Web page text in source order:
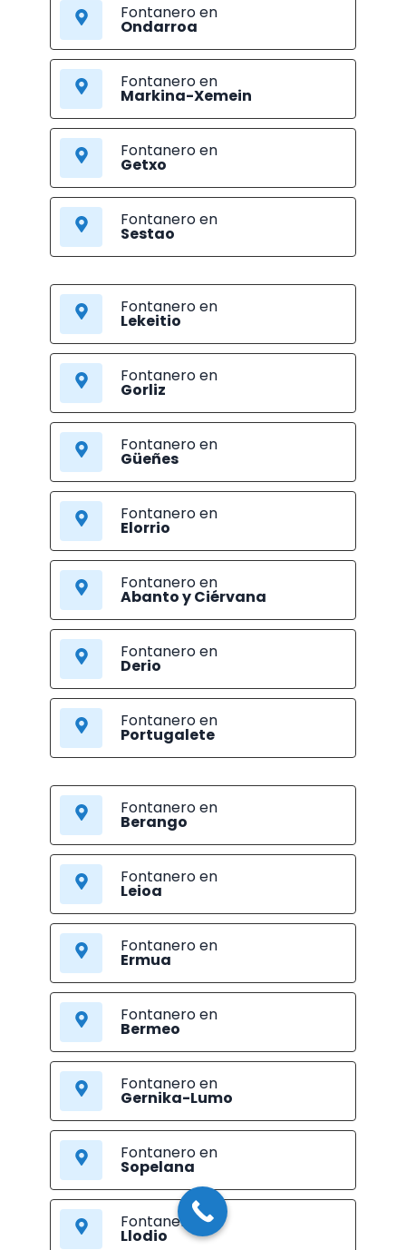
Fontanero en
Ondarroa
Fontanero en
Markina-Xemein
Fontanero en
Getxo
Fontanero en
Sestao
Fontanero en
Lekeitio
Fontanero en
Gorliz
Fontanero en
Güeñes
Fontanero en
Elorrio
Fontanero en
Abanto y Ciérvana
Fontanero en
Derio
Fontanero en
Portugalete
Fontanero en
Berango
Fontanero en
Leioa
Fontanero en
Ermua
Fontanero en
Bermeo
Fontanero en
Gernika-Lumo
Fontanero en
Sopelana
Fontanero en
Llodio